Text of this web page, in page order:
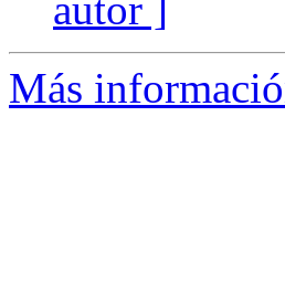
autor ]
Más